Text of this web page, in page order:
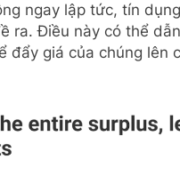
ngay lập tức, tín
ra. Điều này có thể
đẩy giá của chúng lên